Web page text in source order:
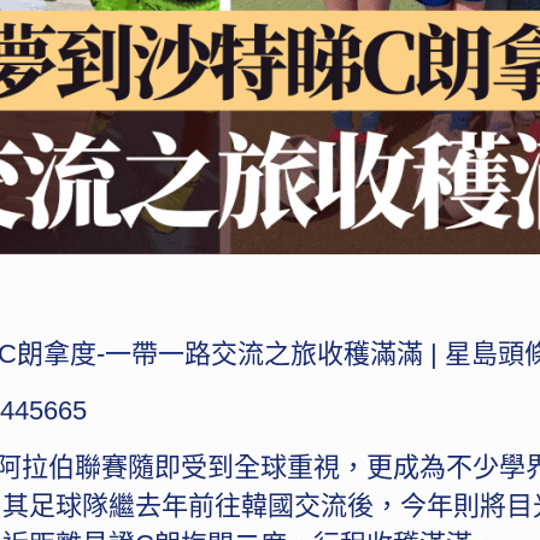
拿度-一帶一路交流之旅收穫滿滿 | 星島頭
拉伯聯賽隨即受到全球重視，更成為不少
足球隊繼去年前往韓國交流後，今年則將